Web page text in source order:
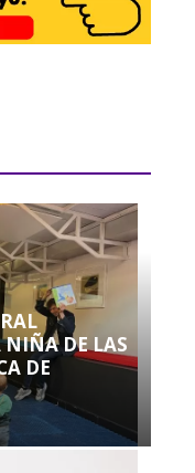
NIÑA DE LAS
DE